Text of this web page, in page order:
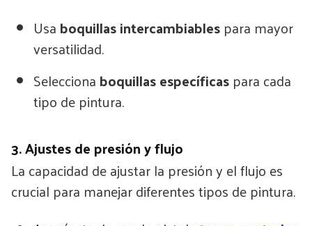
Usaboquillas intercambiablespara mayor
versatilidad.
Seleccionaboquillas específicaspara cada
tipo de pintura.
3. Ajustes de presión y flujo
La capacidad de ajustar la presión y el flujo es
crucial para manejar diferentes tipos de pintura.